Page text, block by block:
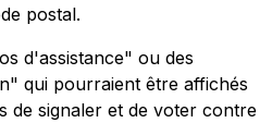
postal.
d'assistance" ou des
qui pourraient être affichés
de signaler et de voter contre